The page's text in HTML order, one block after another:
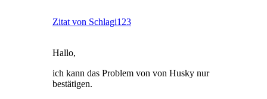
Zitat von Schlagi123
Hallo,
ich kann das Problem von von Husky nur
bestätigen.